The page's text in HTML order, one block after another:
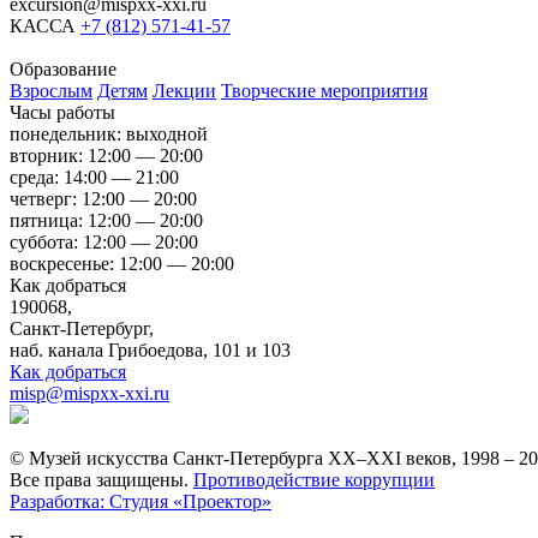
КАССА +7 (812) 571-41-57
Образование
Взрослым Детям Лекции Творческие мероприятия
Часы работы
понедельник: выходной
вторник: 12:00 — 20:00
среда: 14:00 — 21:00
четверг: 12:00 — 20:00
пятница: 12:00 — 20:00
суббота: 12:00 — 20:00
воскресенье: 12:00 — 20:00
Как добраться
190068,
Санкт-Петербург,
наб. канала Грибоедова, 101 и 103
Как добраться
misp@mispxx-xxi.ru
© Музей искусства Санкт-Петербурга XX–XXI веков, 1998 –
Все права защищены. Противодействие коррупции
Разработка: Студия «Проектор»